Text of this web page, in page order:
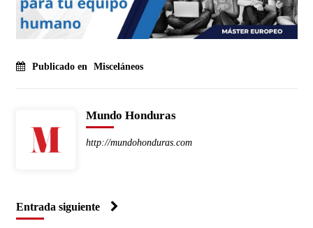
Publicado en Misceláneos
Mundo Honduras
http://mundohonduras.com
Entrada siguiente